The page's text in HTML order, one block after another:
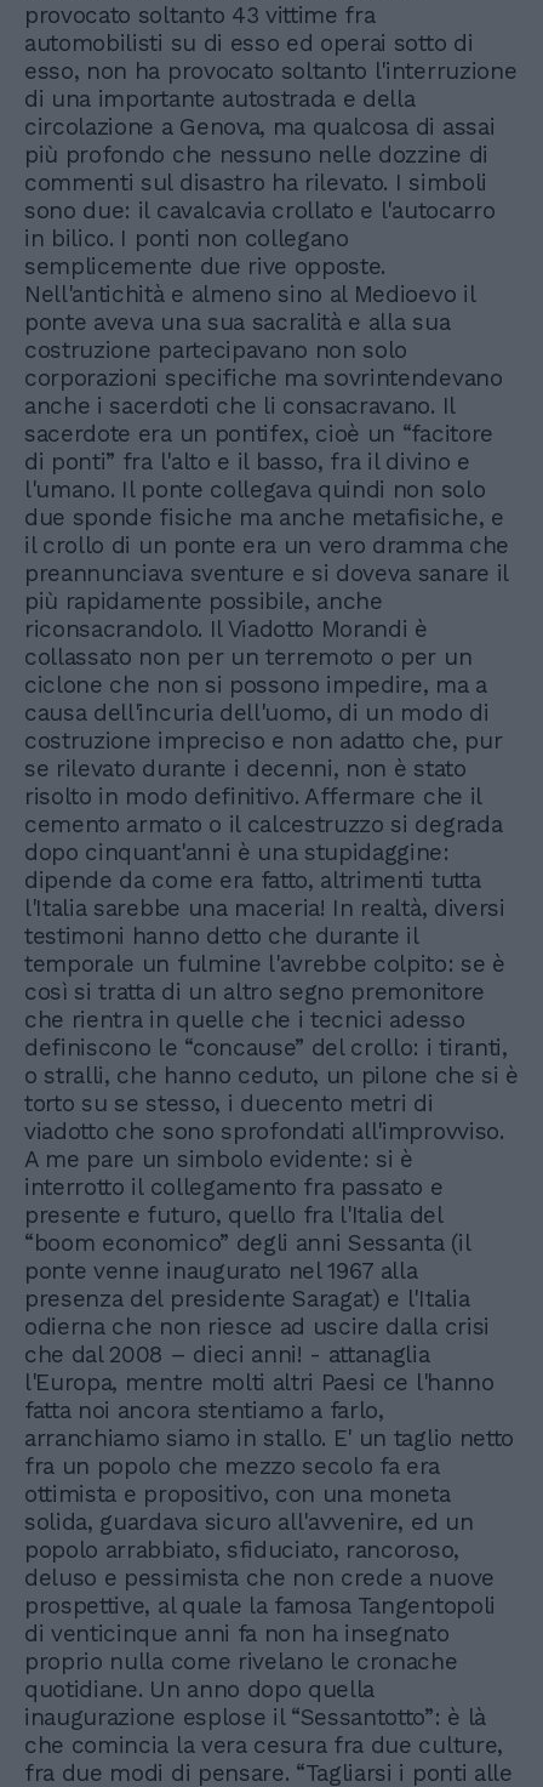
provocato soltanto 43 vittime fra
automobilisti su di esso ed operai sotto di
esso, non ha provocato soltanto l'interruzione
di una importante autostrada e della
circolazione a Genova, ma qualcosa di assai
più profondo che nessuno nelle dozzine di
commenti sul disastro ha rilevato. I simboli
sono due: il cavalcavia crollato e l'autocarro
in bilico. I ponti non collegano
semplicemente due rive opposte.
Nell'antichità e almeno sino al Medioevo il
ponte aveva una sua sacralità e alla sua
costruzione partecipavano non solo
corporazioni specifiche ma sovrintendevano
anche i sacerdoti che li consacravano. Il
sacerdote era un pontifex, cioè un “facitore
di ponti” fra l'alto e il basso, fra il divino e
l'umano. Il ponte collegava quindi non solo
due sponde fisiche ma anche metafisiche, e
il crollo di un ponte era un vero dramma che
preannunciava sventure e si doveva sanare il
più rapidamente possibile, anche
riconsacrandolo. Il Viadotto Morandi è
collassato non per un terremoto o per un
ciclone che non si possono impedire, ma a
causa dell'incuria dell'uomo, di un modo di
costruzione impreciso e non adatto che, pur
se rilevato durante i decenni, non è stato
risolto in modo definitivo. Affermare che il
cemento armato o il calcestruzzo si degrada
dopo cinquant'anni è una stupidaggine:
dipende da come era fatto, altrimenti tutta
l'Italia sarebbe una maceria! In realtà, diversi
testimoni hanno detto che durante il
temporale un fulmine l'avrebbe colpito: se è
così si tratta di un altro segno premonitore
che rientra in quelle che i tecnici adesso
definiscono le “concause” del crollo: i tiranti,
o stralli, che hanno ceduto, un pilone che si è
torto su se stesso, i duecento metri di
viadotto che sono sprofondati all'improvviso.
A me pare un simbolo evidente: si è
interrotto il collegamento fra passato e
presente e futuro, quello fra l'Italia del
“boom economico” degli anni Sessanta (il
ponte venne inaugurato nel 1967 alla
presenza del presidente Saragat) e l'Italia
odierna che non riesce ad uscire dalla crisi
che dal 2008 – dieci anni! - attanaglia
l'Europa, mentre molti altri Paesi ce l'hanno
fatta noi ancora stentiamo a farlo,
arranchiamo siamo in stallo. E' un taglio netto
fra un popolo che mezzo secolo fa era
ottimista e propositivo, con una moneta
solida, guardava sicuro all'avvenire, ed un
popolo arrabbiato, sfiduciato, rancoroso,
deluso e pessimista che non crede a nuove
prospettive, al quale la famosa Tangentopoli
di venticinque anni fa non ha insegnato
proprio nulla come rivelano le cronache
quotidiane. Un anno dopo quella
inaugurazione esplose il “Sessantotto”: è là
che comincia la vera cesura fra due culture,
fra due modi di pensare. “Tagliarsi i ponti alle